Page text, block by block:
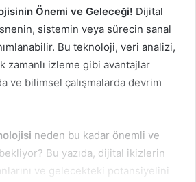
Önemi ve Geleceği! Dijital
sistemin veya sürecin sanal
Bu teknoloji, veri analizi,
zamanlı izleme gibi avantajlar
ve bilimsel çalışmalarda devrim
neden bu kadar önemli ve
Bu yazıda, dijital ikizlerin
ve gelecekteki potansiyelini